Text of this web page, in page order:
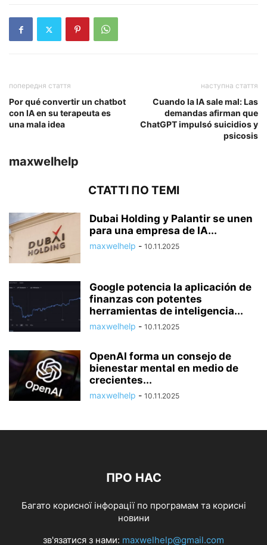
попередня стаття
Por qué convertir un chatbot
con IA en su terapeuta es
una mala idea
наступна стаття
Cuando la IA sale mal: Las
demandas afirman que
ChatGPT impulsó suicidios y
psicosis
maxwelhelp
СТАТТІ ПО ТЕМІ
Dubai Holding y Palantir se unen
para una empresa de IA...
maxwelhelp - 10.11.2025
Google potencia la aplicación de
finanzas con potentes
herramientas de inteligencia...
maxwelhelp - 10.11.2025
OpenAI forma un consejo de
bienestar mental en medio de
crecientes...
maxwelhelp - 10.11.2025
ПРО НАС
Багато корисної інфорації по програмам та корисні
новини
зв'язатися з нами: maxwelhelp@gmail.com